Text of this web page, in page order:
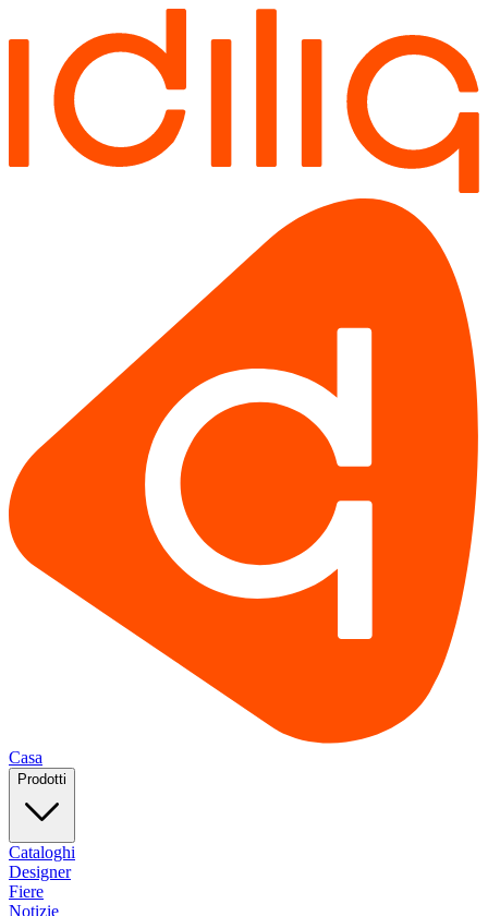
Casa
Prodotti
Cataloghi
Designer
Fiere
Notizie